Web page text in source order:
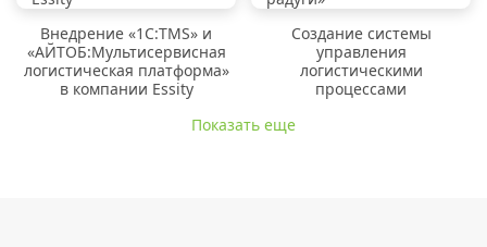
Внедрение «1C:TMS» и
«АЙТОБ:Мультисервисная
логистическая платформа»
в компании Essity
Создание системы
управления
логистическими
процессами
Показать еще